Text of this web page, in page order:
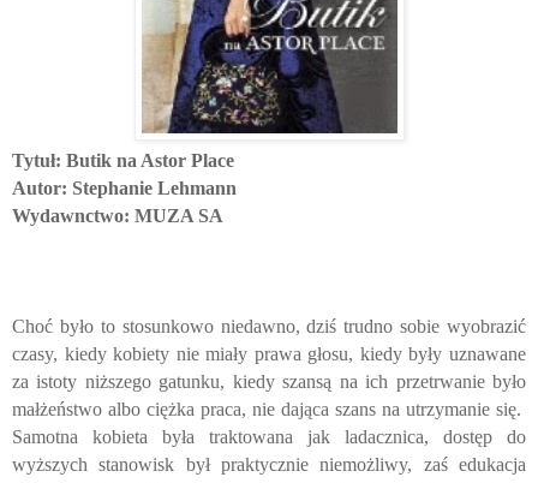
Tytuł: Butik na Astor Place
Autor: Stephanie Lehmann
Wydawnctwo: MUZA SA
Choć było to stosunkowo niedawno, dziś trudno sobie wyobrazić
czasy, kiedy kobiety nie miały prawa głosu, kiedy były uznawane
za istoty niższego gatunku, kiedy szansą na ich przetrwanie było
małżeństwo albo ciężka praca, nie dająca szans na utrzymanie się.
Samotna kobieta była traktowana jak ladacznica, dostęp do
wyższych stanowisk był praktycznie niemożliwy, zaś edukacja